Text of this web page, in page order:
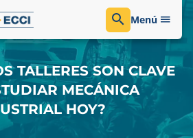
Menú
TALLERES SON CLAVE
MECÁNICA
HOY?